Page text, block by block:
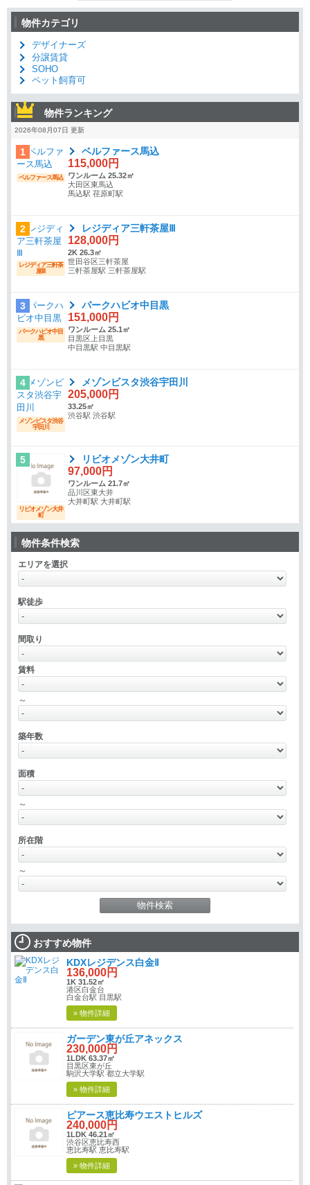
物件カテゴリ
デザイナーズ
分譲賃貸
SOHO
ペット飼育可
物件ランキング
2026年08月07日 更新
1
ベルファース馬込
ベルファース馬込
115,000円
ワンルーム 25.32㎡
大田区東馬込
馬込駅 荏原町駅
2
レジディア三軒茶
屋Ⅲ
レジディア三軒茶屋Ⅲ
128,000円
2K 26.3㎡
世田谷区三軒茶屋
三軒茶屋駅 三軒茶屋駅
3
パークハビオ中目
黒
パークハビオ中目黒
151,000円
ワンルーム 25.1㎡
目黒区上目黒
中目黒駅 中目黒駅
4
メゾンビスタ渋谷
宇田川
メゾンビスタ渋谷宇田川
205,000円
33.25㎡
渋谷駅 渋谷駅
5
リビオメゾン大井
町
リビオメゾン大井町
97,000円
ワンルーム 21.7㎡
品川区東大井
大井町駅 大井町駅
物件条件検索
エリアを選択
駅徒歩
間取り
賃料
～
築年数
面積
～
所在階
～
おすすめ物件
KDXレジデンス白金Ⅱ
136,000円
1K 31.52㎡
港区白金台
白金台駅 目黒駅
» 物件詳細
ガーデン東が丘アネックス
230,000円
1LDK 63.37㎡
目黒区東が丘
駒沢大学駅 都立大学駅
» 物件詳細
ピアース恵比寿ウエストヒルズ
240,000円
1LDK 46.21㎡
渋谷区恵比寿西
恵比寿駅 恵比寿駅
» 物件詳細